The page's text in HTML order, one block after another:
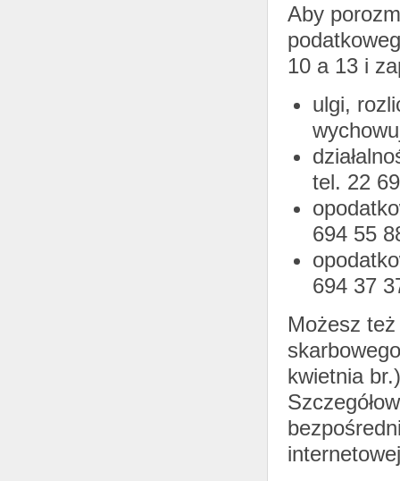
Aby
10 a 13 i
ulgi,
tel. 22
694 55
694 37
Możesz
kwietnia